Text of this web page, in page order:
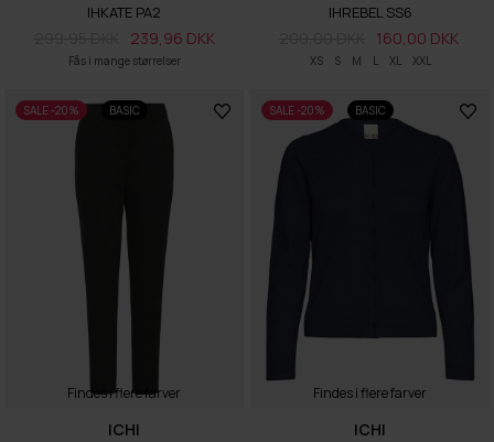
Fås i mange størrelser
IHKATE PA2
239,96 DKK
XS S M L XL XXL
IHREBEL SS6
160,00 DKK
SALE -20% BASIC
Findes i flere farver
ICHI
SALE -20% BASIC
Findes i flere farver
ICHI